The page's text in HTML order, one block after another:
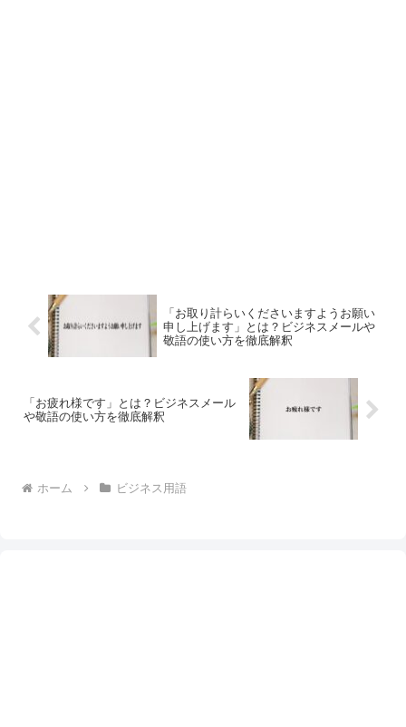
「お取り計らいくださいますようお願い
申し上げます」とは？ビジネスメールや
敬語の使い方を徹底解釈
「お疲れ様です」とは？ビジネスメール
や敬語の使い方を徹底解釈
ホーム ビジネス用語